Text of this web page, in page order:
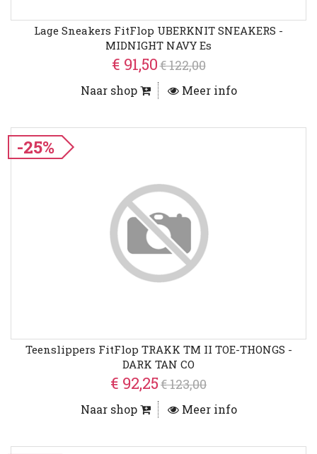
Lage Sneakers FitFlop UBERKNIT SNEAKERS -
MIDNIGHT NAVY Es
€ 91,50€ 122,00
Naar shop Meer info
-25%
Teenslippers FitFlop TRAKK TM II TOE-THONGS -
DARK TAN CO
€ 92,25€ 123,00
Naar shop Meer info